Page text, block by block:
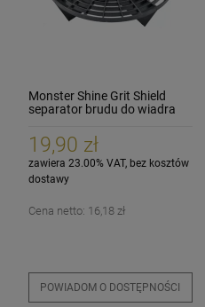
Monster Shine Grit Shield
separator brudu do wiadra
19,90 zł
zawiera 23.00% VAT, bez kosztów
dostawy
Cena netto: 16,18 zł
POWIADOM O DOSTĘPNOŚCI